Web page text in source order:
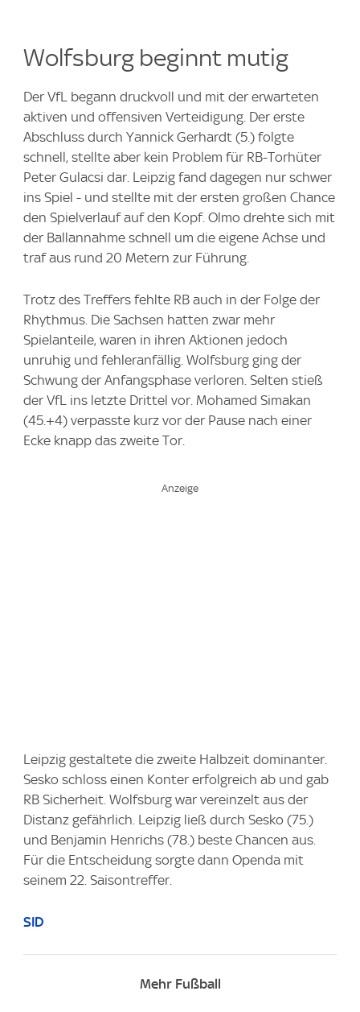
Wolfsburg beginnt mutig
Der VfL begann druckvoll und mit der erwarteten
aktiven und offensiven Verteidigung. Der erste
Abschluss durch Yannick Gerhardt (5.) folgte
schnell, stellte aber kein Problem für RB-Torhüter
Peter Gulacsi dar. Leipzig fand dagegen nur schwer
ins Spiel - und stellte mit der ersten großen Chance
den Spielverlauf auf den Kopf. Olmo drehte sich mit
der Ballannahme schnell um die eigene Achse und
traf aus rund 20 Metern zur Führung.
Trotz des Treffers fehlte RB auch in der Folge der
Rhythmus. Die Sachsen hatten zwar mehr
Spielanteile, waren in ihren Aktionen jedoch
unruhig und fehleranfällig. Wolfsburg ging der
Schwung der Anfangsphase verloren. Selten stieß
der VfL ins letzte Drittel vor. Mohamed Simakan
(45.+4) verpasste kurz vor der Pause nach einer
Ecke knapp das zweite Tor.
Leipzig gestaltete die zweite Halbzeit dominanter.
Sesko schloss einen Konter erfolgreich ab und gab
RB Sicherheit. Wolfsburg war vereinzelt aus der
Distanz gefährlich. Leipzig ließ durch Sesko (75.)
und Benjamin Henrichs (78.) beste Chancen aus.
Für die Entscheidung sorgte dann Openda mit
seinem 22. Saisontreffer.
SID
Mehr Fußball